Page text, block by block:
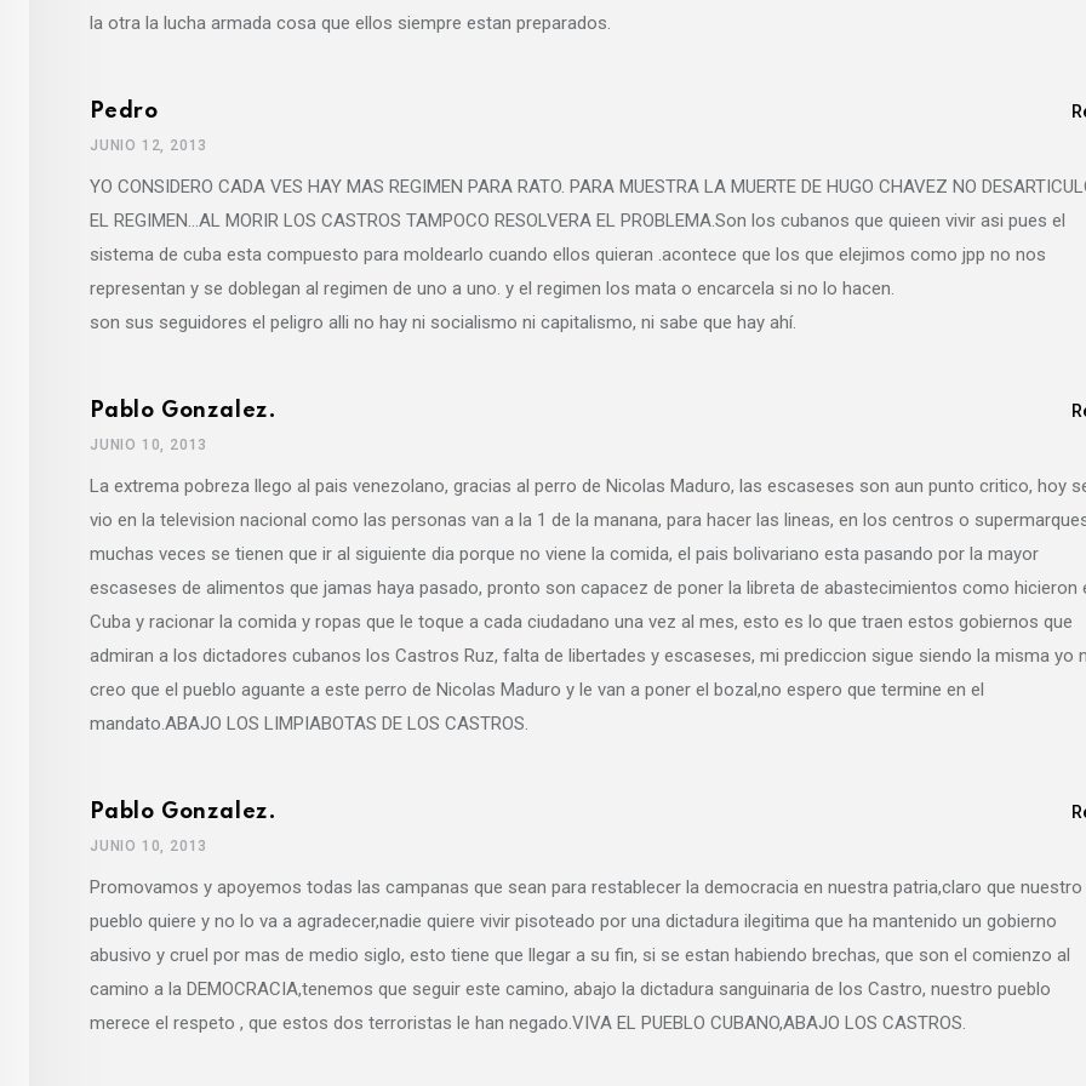
la otra la lucha armada cosa que ellos siempre estan preparados.
Pedro
JUNIO 12, 2013
YO CONSIDERO CADA VES HAY MAS REGIMEN PARA RATO. PARA MUESTRA LA MUERTE DE HUGO CHAVEZ NO
EL REGIMEN…AL MORIR LOS CASTROS TAMPOCO RESOLVERA EL PROBLEMA.Son los cubanos que quieen vivir asi pues el
sistema de cuba esta compuesto para moldearlo cuando ellos quieran .acontece que los que elejimos como jpp no nos
representan y se doblegan al regimen de uno a uno. y el regimen los mata o encarcela si no lo hacen.
son sus seguidores el peligro alli no hay ni socialismo ni capitalismo, ni sabe que hay ahí.
Pablo Gonzalez.
JUNIO 10, 2013
La extrema pobreza llego al pais venezolano, gracias al perro de Nicolas Maduro, las escaseses son aun punto critico, hoy
vio en la television nacional como las personas van a la 1 de la manana, para hacer las lineas, en los centros o
muchas veces se tienen que ir al siguiente dia porque no viene la comida, el pais bolivariano esta pasando por la mayor
escaseses de alimentos que jamas haya pasado, pronto son capacez de poner la libreta de abastecimientos como hicieron
Cuba y racionar la comida y ropas que le toque a cada ciudadano una vez al mes, esto es lo que traen estos gobiernos que
admiran a los dictadores cubanos los Castros Ruz, falta de libertades y escaseses, mi prediccion sigue siendo la misma yo
creo que el pueblo aguante a este perro de Nicolas Maduro y le van a poner el bozal,no espero que termine en el
mandato.ABAJO LOS LIMPIABOTAS DE LOS CASTROS.
Pablo Gonzalez.
JUNIO 10, 2013
Promovamos y apoyemos todas las campanas que sean para restablecer la democracia en nuestra patria,claro que nuestro
pueblo quiere y no lo va a agradecer,nadie quiere vivir pisoteado por una dictadura ilegitima que ha mantenido un gobierno
abusivo y cruel por mas de medio siglo, esto tiene que llegar a su fin, si se estan habiendo brechas, que son el comienzo al
camino a la DEMOCRACIA,tenemos que seguir este camino, abajo la dictadura sanguinaria de los Castro, nuestro pueblo
merece el respeto , que estos dos terroristas le han negado.VIVA EL PUEBLO CUBANO,ABAJO LOS CASTROS.